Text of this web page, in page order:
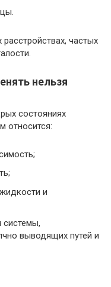
частых
нельзя
состояниях
относится:
и
системы,
выводящих путей и